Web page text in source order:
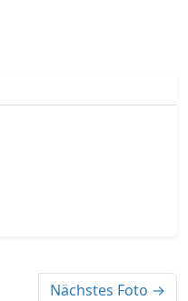
Nächstes Foto →